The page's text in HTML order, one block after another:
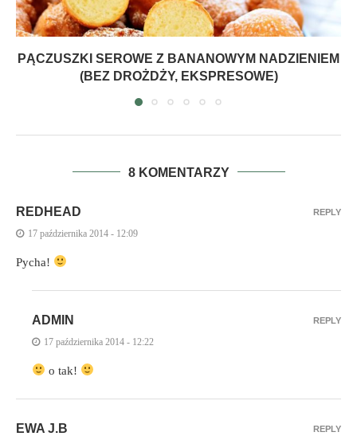
PĄCZUSZKI SEROWE Z BANANOWYM NADZIENIEM
(BEZ DROŻDŻY, EKSPRESOWE)
8 KOMENTARZY
REDHEAD
17 października 2014 - 12:09
Pycha!
REPLY
ADMIN
17 października 2014 - 12:22
o tak!
REPLY
EWA J.B REPLY